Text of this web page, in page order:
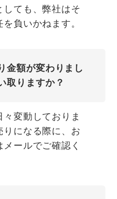
しても、弊社はそ
負いかねます。
金額が変わりまし
取りますか？
々変動しておりま
りになる際に、お
ールでご確認く